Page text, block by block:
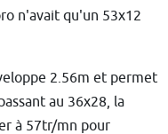
n'avait qu'un 53x12
2.56m et permet
au 36x28, la
à 57tr/mn pour